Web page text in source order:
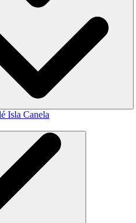
Isla Canela